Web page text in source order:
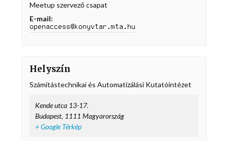
Meetup szervező csapat
E-mail:
Helyszín
Számítástechnikai és Automatizálási Kutatóintézet
Kende utca 13-17.
Budapest, 1111 Magyarország
+ Google Térkép